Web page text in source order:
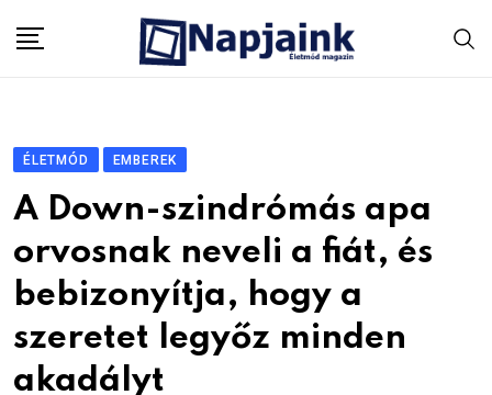
ÉLETMÓD EMBEREK
A Down-szindrómás apa
orvosnak neveli a fiát, és
bebizonyítja, hogy a
szeretet legyőz minden
akadályt